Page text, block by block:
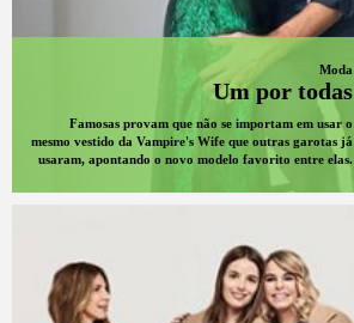
Moda
Um por todas
Famosas provam que não se importam em usar o
mesmo vestido da Vampire's Wife que outras garotas já
usaram, apontando o novo modelo favorito entre elas.